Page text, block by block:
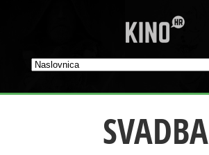
SVADBA